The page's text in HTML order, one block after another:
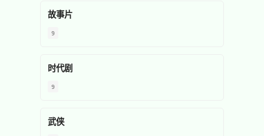
故事片
9
时代剧
9
武侠